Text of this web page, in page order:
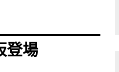
登場